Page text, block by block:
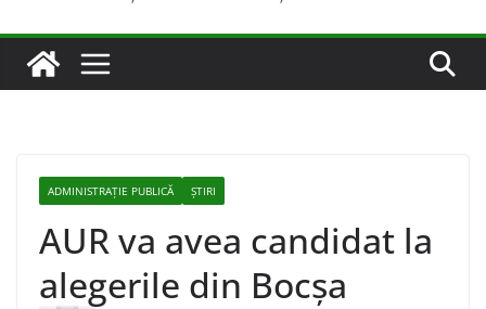
ADMINISTRAŢIE PUBLICĂ ȘTIRI
AUR va avea candidat la
alegerile din Bocșa